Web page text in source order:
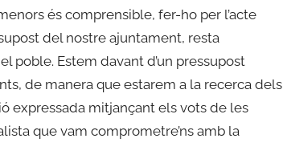
és comprensible, fer-ho per l’acte
del nostre ajuntament, resta
poble. Estem davant d’un pressupost
de manera que estarem a la recerca dels
expressada mitjançant els vots de les
que vam comprometre’ns amb la